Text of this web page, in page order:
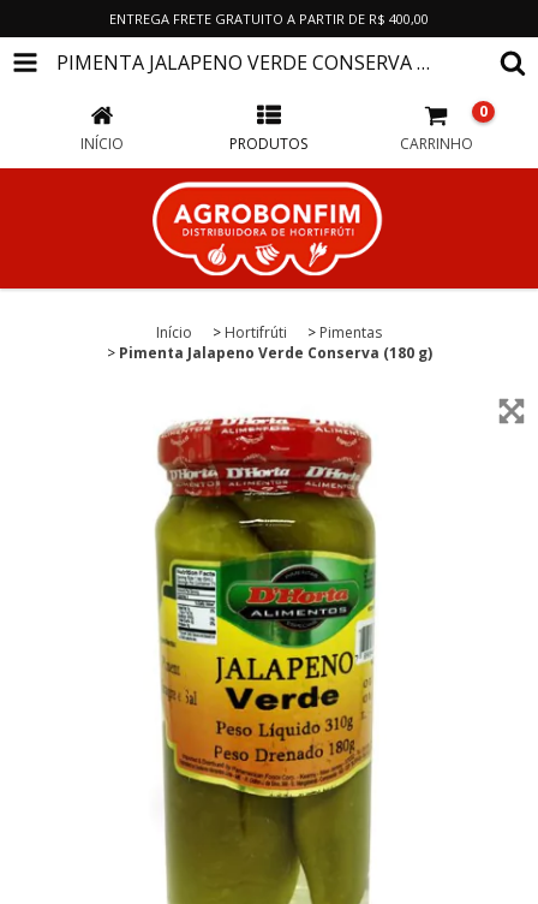
ENTREGA FRETE GRATUITO A PARTIR DE R$ 400,00
PIMENTA JALAPENO VERDE CONSERVA (180 G)
INÍCIO PRODUTOS CARRINHO
0
Início > Hortifrúti > Pimentas
> Pimenta Jalapeno Verde Conserva (180 g)